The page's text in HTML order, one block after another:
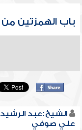
باب الهمزتين
الشيخ:عبد
علي صوفي